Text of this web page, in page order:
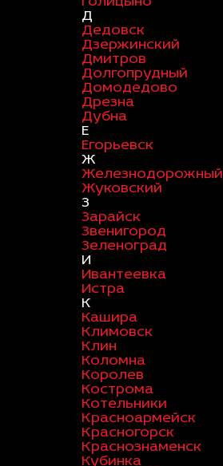
Д
Дедовск
Дзержинский
Дмитров
Долгопрудный
Домодедово
Дрезна
Дубна
Е
Егорьевск
Ж
Железнодорожный
Жуковский
З
Зарайск
Звенигород
Зеленоград
И
Ивантеевка
Истра
К
Кашира
Климовск
Клин
Коломна
Королев
Кострома
Котельники
Красноармейск
Красногорск
Краснознаменск
Кубинка